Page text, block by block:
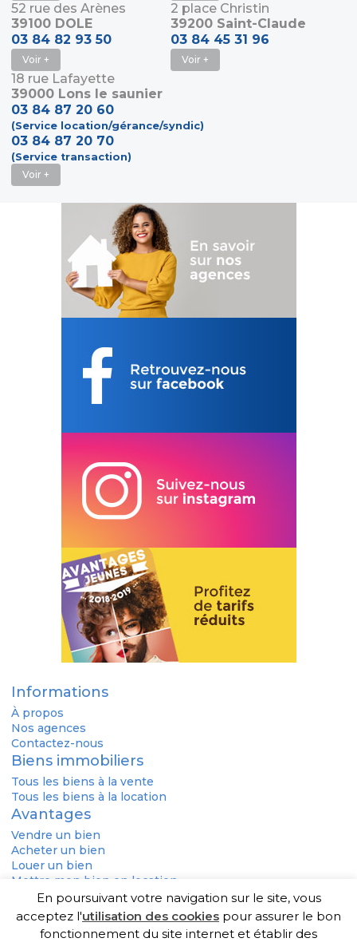
52 rue des Arènes
39100 DOLE
03 84 82 93 50
Voir +
2 place Christin
39200 Saint-Claude
03 84 45 31 96
Voir +
18 rue Lafayette
39000 Lons le saunier
03 84 87 20 60
(Service location/gérance/syndic)
03 84 87 20 70
(Service transaction)
Voir +
Informations
À propos
Nos agences
Contactez-nous
Biens immobiliers
Tous les biens à la vente
Tous les biens à la location
Avantages
Vendre un bien
Acheter un bien
Louer un bien
Mettre mon bien en location
Rechercher un syndic de copropriété
DONNÉES PERSONNELLES COOKIES
MENTIONS LÉGALES
PLAN DE SITE
PUBLIGO 2020
En poursuivant votre navigation sur le site, vous
acceptez l'utilisation des cookies pour assurer le bon
fonctionnement du site internet et établir des